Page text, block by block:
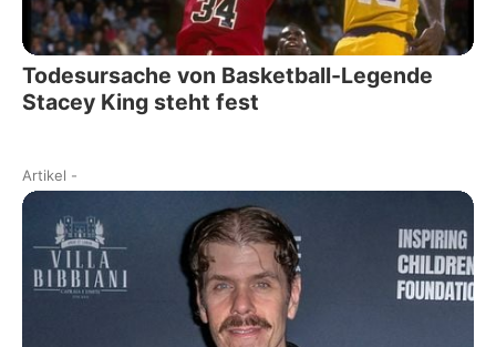
Todesursache von Basketball-Legende
Stacey King steht fest
Artikel -